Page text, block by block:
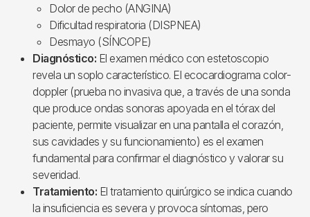
Dolor de pecho (ANGINA)
Dificultad respiratoria (DISPNEA)
Desmayo (SÍNCOPE)
Diagnóstico: El examen médico con estetoscopio
revela un soplo característico. El ecocardiograma color-
doppler (prueba no invasiva que, a través de una sonda
que produce ondas sonoras apoyada en el tórax del
paciente, permite visualizar en una pantalla el corazón,
sus cavidades y su funcionamiento) es el examen
fundamental para confirmar el diagnóstico y valorar su
severidad.
Tratamiento: El tratamiento quirúrgico se indica cuando
la insuficiencia es severa y provoca síntomas, pero